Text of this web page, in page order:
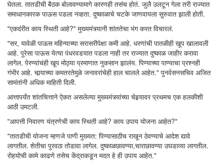
घेतला. तातडीची बैठक बोलावण्यामागे कारणही तसंच होतं. जुलै उलटून गेला तरी राज्यात
समाधानकारक पाऊस पडला नव्हता. दुष्काळाचे चटके जाणवायला सुरुवात झाली होती.
"एकदंरीत काय स्थिती आहे?" मुख्यमंत्र्यानी शांततेचा भंग करत विचारलं.
"सर, यावेळी पाऊस महिन्याच्या सरासरीपेक्षा कमी आहे. धरणांची पातळीही खूप खालावली
आहे. पुरेसा पाऊस येत्या पंधरवडयात पडला नाही तर राज्यात दुष्काळ जाहीर करावा
लागेल. पेरण्यांचंही खूप मोठ्या प्रमाणात नुकसान झालंय. पिण्याच्या पाण्याचा प्रश्नही
गंभीर आहे. चार्‍याच्या कमतरतेमुळे जनावरांचेही हाल चालले आहेत." पुनर्वसनसचिव अजित
सामंतांनी अधिक माहिती दिली.
आत्तापर्यंत शांतचित्ताने ऐकत असलेल्या मुख्यमंत्र्यांच्या चेहर्‍यावर प्रथमच एक हलकीशी
आठी उमटली.
"आपत्ती निवारण यंत्रणेची काय स्थिती आहे? काय उपाय योजना आहेत?"
"तातडीची योजना म्हणजे पाणी मुख्यत: पिण्यासाठीच राखून ठेवण्याचे आदेश द्यावे
लागतील. शेतीचा पुरवठा तोडावा लागेल. दुष्काळछावण्या,चाराछावण्या उघडाव्या लागतील.
रोहयोची कामे काढणे तसेच केंद्राकडून मदत हे ही उपाय आहेत."